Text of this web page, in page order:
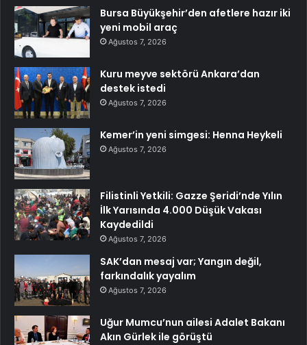
Bursa Büyükşehir’den afetlere hazır iki
yeni mobil araç
Ağustos 7, 2026
Kuru meyve sektörü Ankara’dan
destek istedi
Ağustos 7, 2026
Kemer’in yeni simgesi: Henna Heykeli
Ağustos 7, 2026
Filistinli Yetkili: Gazze Şeridi’nde Yılın
İlk Yarısında 4.000 Düşük Vakası
Kaydedildi
Ağustos 7, 2026
SAK’dan mesaj var; Yangın değil,
farkındalık yayalım
Ağustos 7, 2026
Uğur Mumcu’nun ailesi Adalet Bakanı
Akın Gürlek ile görüştü